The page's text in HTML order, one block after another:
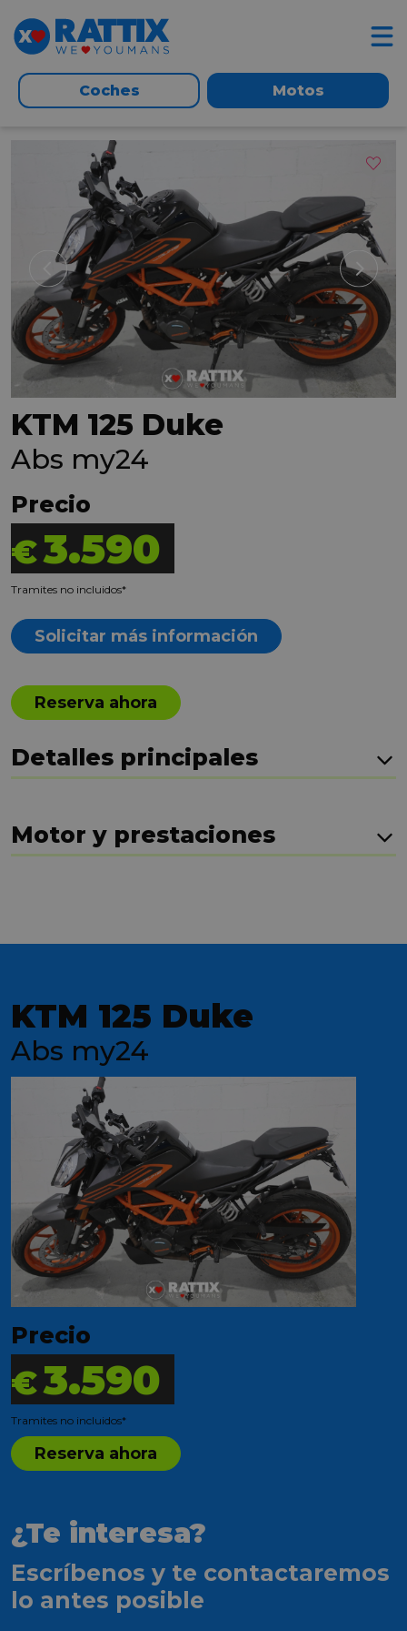
Coches Motos
KTM 125 Duke
Abs my24
Precio
€3.590
Tramites no incluidos*
Solicitar más información
Reserva ahora
Detalles principales
Motor y prestaciones
¿Te interesa?
Escríbenos y te contactaremos
lo antes posible
KTM 125 Duke
Abs my24
Precio
€3.590
Tramites no incluidos*
Reserva ahora